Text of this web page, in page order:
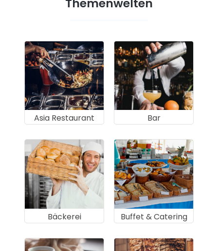
Asia Restaurant Bar
Bäckerei Buffet & Catering